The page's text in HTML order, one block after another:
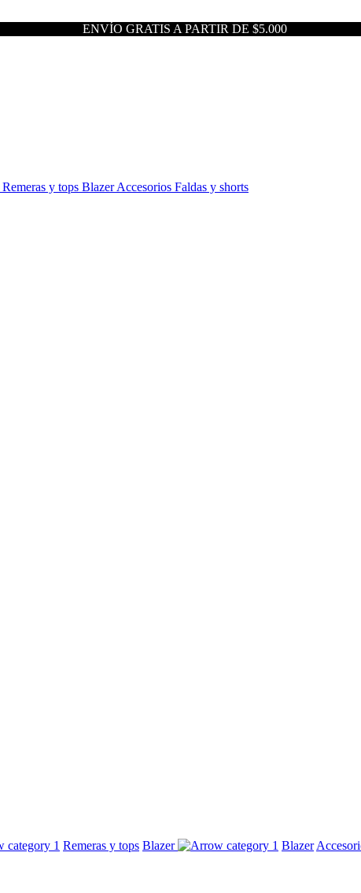
ENVÍO GRATIS A PARTIR DE $5.000
Remeras y tops BlazerAccesorios Faldas y shorts
Remeras y tops Blazer Blazer